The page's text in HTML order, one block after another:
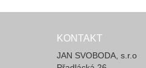
KONTAKT
JAN SVOBODA, s.r.o